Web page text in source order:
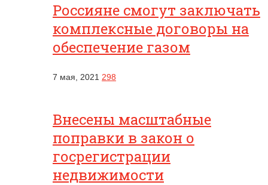
Россияне смогут заключать
комплексные договоры на
обеспечение газом
7 мая, 2021 298
Внесены масштабные
поправки в закон о
госрегистрации
недвижимости